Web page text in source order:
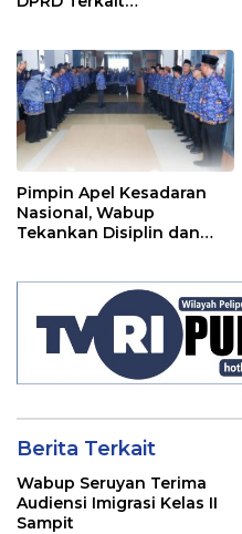
2024
Pimpin Apel Kesadaran
Nasional, Wabup
Tekankan Disiplin dan
Berita Terkait
Wabup Seruyan Terima
Audiensi Imigrasi Kelas II
Sampit